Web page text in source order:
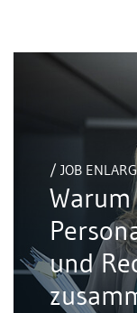
/ JOB
Warum
und